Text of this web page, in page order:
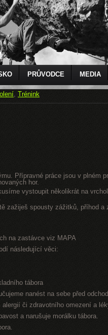
PRŮVODCE MEDIA
, Trénink
Přípravné práce jsou v plném
hor.
vystoupit několikrát na
zažiješ spousty zážitků, příhod a
na zastávce viz MAPA
následující věci:
tábora
nanést na sebe před
či zdravotního omezení a
a narušuje morálku tábora.